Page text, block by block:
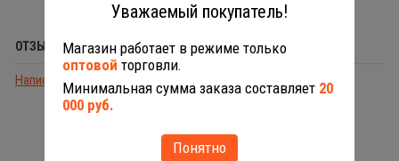
ОТЗЫВЫ (0)
Написать отзыв
С ЭТИМ ТОВАРОМ РЕКОМЕНДУЕМ
Уважаемый покупатель!
Магазин работает в режиме только
оптовой торговли.
Минимальная сумма заказа составляет 20
000 руб.
Понятно